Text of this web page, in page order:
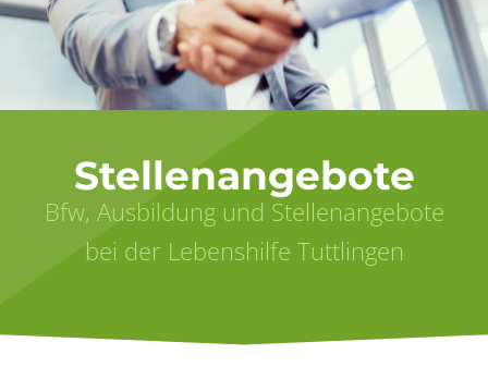
Stellenangebote
Bfw, Ausbildung und Stellenangebote
bei der Lebenshilfe Tuttlingen